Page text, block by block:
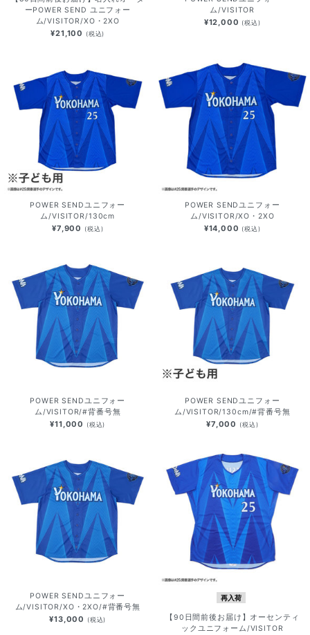
ーPOWER SEND ユニフォー
ム/VISITOR/XO・2XO
¥21,100 (税込)
ム/VISITOR
¥12,000 (税込)
POWER SENDユニフォー
ム/VISITOR/130cm
¥7,900 (税込)
POWER SENDユニフォー
ム/VISITOR/XO・2XO
¥14,000 (税込)
POWER SENDユニフォー
ム/VISITOR/#背番号無
¥11,000 (税込)
POWER SENDユニフォー
ム/VISITOR/130cm/#背番号無
¥7,000 (税込)
POWER SENDユニフォー
ム/VISITOR/XO・2XO/#背番号無
¥13,000 (税込)
再入荷
【90日間前後お届け】オーセンティ
ックユニフォーム/VISITOR